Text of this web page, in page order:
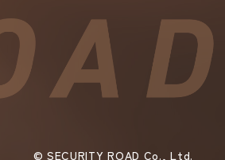
©︎ SECURITY ROAD Co., Ltd.